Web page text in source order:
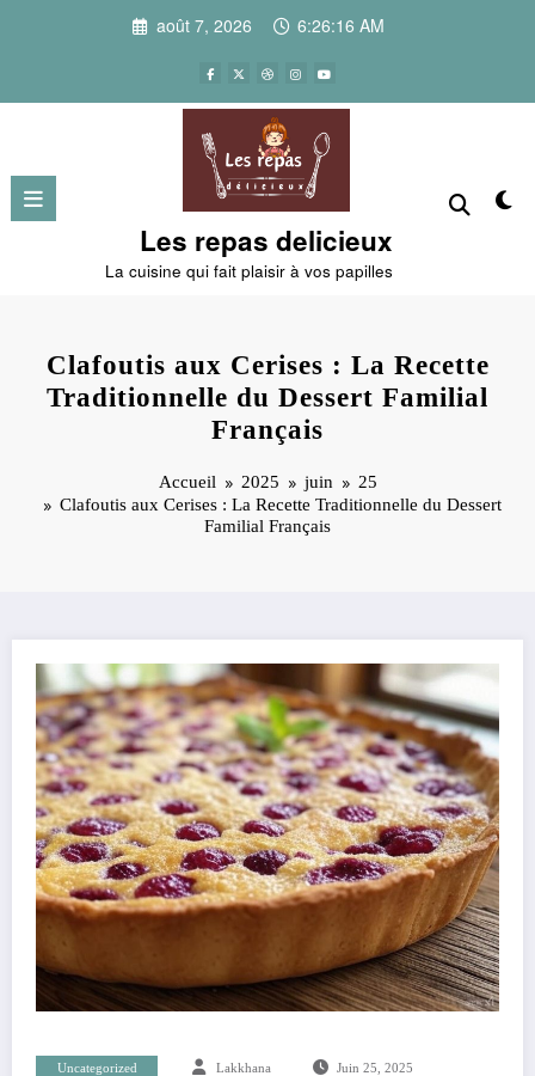
août 7, 2026 6:26:17 AM
Les repas delicieux
La cuisine qui fait plaisir à vos papilles
Clafoutis aux Cerises : La Recette
Traditionnelle du Dessert Familial
Français
Accueil 2025 juin
25
Clafoutis aux Cerises : La Recette Traditionnelle du Dessert
Familial Français
Uncategorized Lakkhana Juin 25, 2025